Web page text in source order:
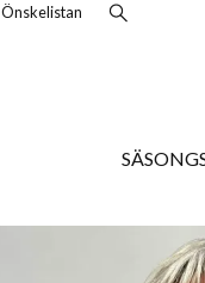
Önskelistan